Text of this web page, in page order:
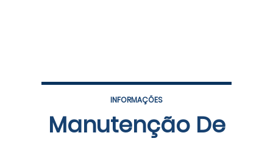
INFORMAÇÕES
Manutenção De